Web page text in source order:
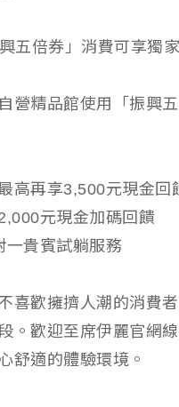
五倍券」消費可享獨
營精品館使用「振興
高再享3,500元現金回
元現金加碼回饋
一貴賓試躺服務
喜歡擁擠人潮的消費
。歡迎至席伊麗官網
舒適的體驗環境。